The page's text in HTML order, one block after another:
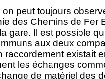
peut toujours
des Chemins de Fer
gare. Il est possible
aux deux
raccordement existait
les échanges
de matériel des